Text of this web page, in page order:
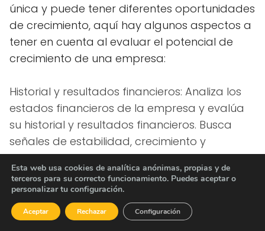
única y puede tener diferentes oportunidades
de crecimiento, aquí hay algunos aspectos a
tener en cuenta al evaluar el potencial de
crecimiento de una empresa:
Historial y resultados financieros: Analiza los
estados financieros de la empresa y evalúa
su historial y resultados financieros. Busca
señales de estabilidad, crecimiento y
rentabilidad a lo largo del tiempo. Considera
el crecimiento de los ingresos, el margen de
beneficio y la capacidad de generar flujo de
efectivo positivo.
Esta web usa cookies de analítica anónimas, propias y de
terceros para su correcto funcionamiento. Puedes aceptar o
personalizar tu configuración.
Aceptar Rechazar Configuración